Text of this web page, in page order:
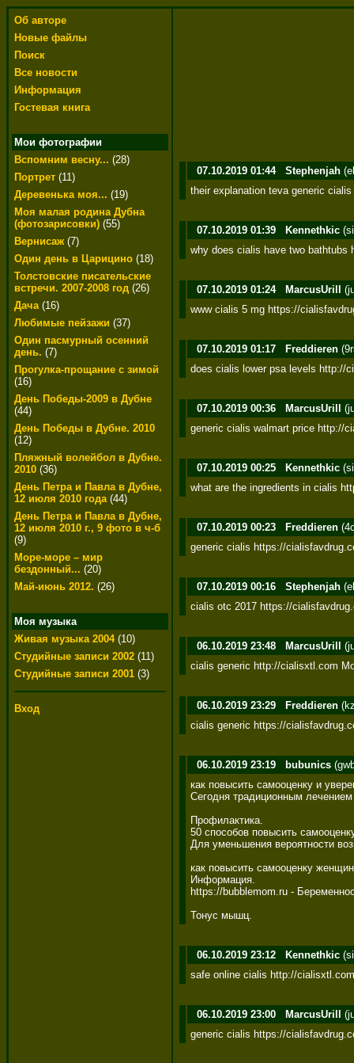
Об авторе
Новые файлы
Поиск
Все новости
Информация
Гостевая книга
Мои фотографии
Вспомним весну... (28)
Портрет (11)
Деревенька моя... (19)
Моя малая родина Дубна
(фотозарисовки) (55)
Вернисаж (7)
Один день в Царицино (18)
Толстовские писательские
встречи. 2007-2008 год (26)
Дача(16)
Любимые пейзажи (37)
Один пасмурный осенний
день. (7)
Прогулка-прощание с зимой
(16)
День Победы-2009 в Дубне
(44)
День Победы в Дубне. 2010
(12)
Пляжный волейбол в Дубне.
2010 (36)
День Петра и Павла в Дубне,
12 июля 2010 года(44)
День Петра и Павла в Дубне,
12 июля 2010 г., 9 фото в ч-б
(9)
Море-море – мир
бездонный... (20)
Май-июнь 2012. (26)
Моя музыка
Живая музыка 2004(10)
Студийные записи 2002 (11)
Студийные записи 2001 (3)
Вход
07.10.2019 01:44 Stephenjah
their explanation teva generic
07.10.2019 01:39 Kennethkic
why does cialis have two bathtubs
07.10.2019 01:24 MarcusUrill
www cialis 5 mg https://
07.10.2019 01:17 Freddieren
does cialis lower psa levels http://
07.10.2019 00:36 MarcusUrill
generic cialis walmart price http://
07.10.2019 00:25 Kennethkic
what are the ingredients in cialis
07.10.2019 00:23 Freddieren
generic cialis https://
07.10.2019 00:16 Stephenjah
cialis otc 2017 https://
06.10.2019 23:48 MarcusUrill
cialis generic http://cialisxtl.com
06.10.2019 23:29 Freddieren
cialis generic https://
06.10.2019 23:19 bubunics
как повысить самооценку и
Сегодня традиционным
Профилактика.
50 способов повысить
Для уменьшения вероятности
как повысить самооценку
Информация.
https://bubblemom.ru -
Тонус мышц.
06.10.2019 23:12 Kennethkic
safe online cialis http://
06.10.2019 23:00 MarcusUrill
generic cialis https://